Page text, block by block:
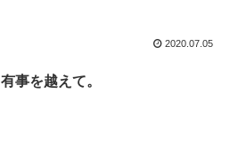
2020.07.05
有事を越えて。